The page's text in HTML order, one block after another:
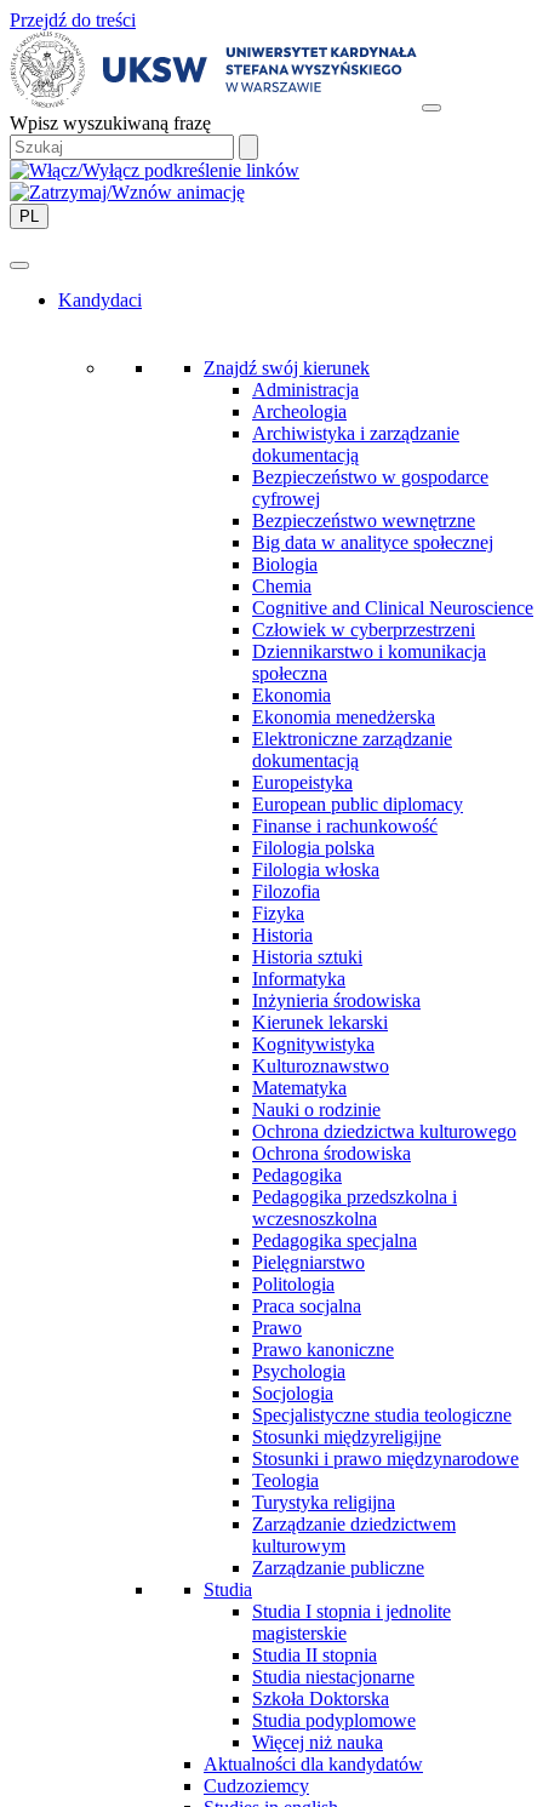
Przejdź do treści
Wpisz wyszukiwaną frazę
PL
Kandydaci
Znajdź swój kierunek
Administracja
Archeologia
Archiwistyka i zarządzanie
dokumentacją
Bezpieczeństwo w gospodarce
cyfrowej
Bezpieczeństwo wewnętrzne
Big data w analityce społecznej
Biologia
Chemia
Cognitive and Clinical Neuroscience
Człowiek w cyberprzestrzeni
Dziennikarstwo i komunikacja
społeczna
Ekonomia
Ekonomia menedżerska
Elektroniczne zarządzanie
dokumentacją
Europeistyka
European public diplomacy
Finanse i rachunkowość
Filologia polska
Filologia włoska
Filozofia
Fizyka
Historia
Historia sztuki
Informatyka
Inżynieria środowiska
Kierunek lekarski
Kognitywistyka
Kulturoznawstwo
Matematyka
Nauki o rodzinie
Ochrona dziedzictwa kulturowego
Ochrona środowiska
Pedagogika
Pedagogika przedszkolna i
wczesnoszkolna
Pedagogika specjalna
Pielęgniarstwo
Politologia
Praca socjalna
Prawo
Prawo kanoniczne
Psychologia
Socjologia
Specjalistyczne studia teologiczne
Stosunki międzyreligijne
Stosunki i prawo międzynarodowe
Teologia
Turystyka religijna
Zarządzanie dziedzictwem
kulturowym
Zarządzanie publiczne
Studia
Studia I stopnia i jednolite
magisterskie
Studia II stopnia
Studia niestacjonarne
Szkoła Doktorska
Studia podyplomowe
Więcej niż nauka
Aktualności dla kandydatów
Cudzoziemcy